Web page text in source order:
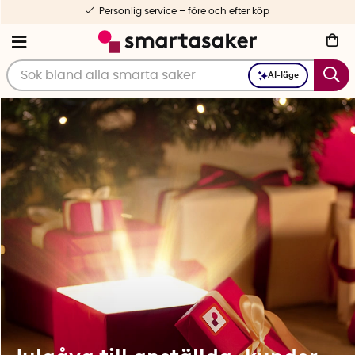
AI-läge
service – före och efter köp